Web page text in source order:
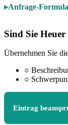
Anfrage-
Sind Sie
Übernehmen Sie
○
○
Eintrag